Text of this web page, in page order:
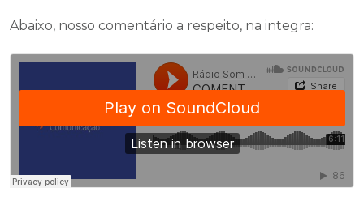
Abaixo, nosso comentário a respeito, na integra: